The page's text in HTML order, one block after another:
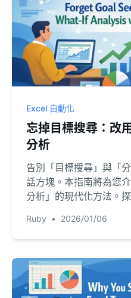
Excel 自動化
忘掉目標搜尋：改
分析
告別「目標搜尋」與「
話方塊。本指南將為您
分析」的現代化方法。
感度分析。
Ruby • 2026/01/06